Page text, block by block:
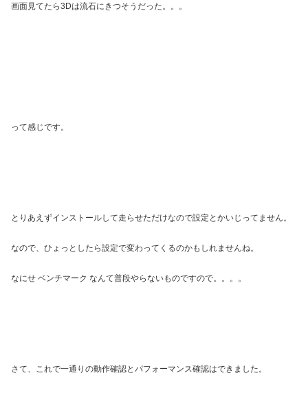
画面見てたら3Dは流石にきつそうだった。。。
って感じです。
とりあえずインストールして走らせただけなので設定とかいじってません。
なので、ひょっとしたら設定で変わってくるのかもしれませんね。
なにせ ベンチマーク なんて普段やらないものですので。。。。
さて、これで一通りの動作確認とパフォーマンス確認はできました。